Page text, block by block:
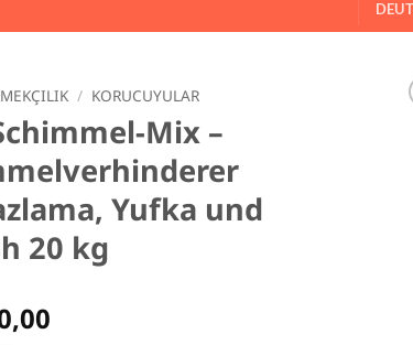
/ KORUCUYULAR
Mix –
Yufka und
20 kg